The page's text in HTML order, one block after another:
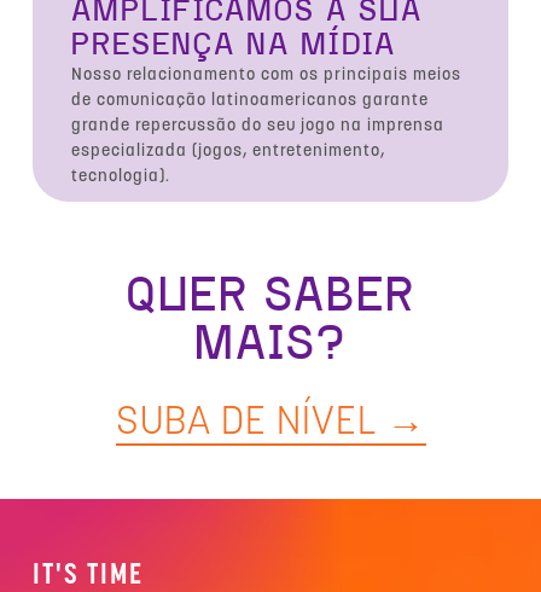
AMPLIFICAMOS A SUA
PRESENÇA NA MÍDIA
Nosso relacionamento com os principais meios
de comunicação latinoamericanos garante
grande repercussão do seu jogo na imprensa
especializada (jogos, entretenimento,
tecnologia).
QUER SABER
MAIS?
SUBA DE NÍVEL →
IT'S TIME